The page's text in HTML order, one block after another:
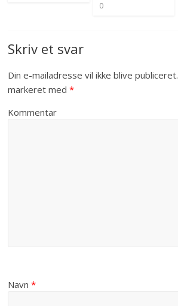
0
Skriv et svar
Din e-mailadresse vil ikke blive publiceret.
markeret med*
Kommentar
Navn*